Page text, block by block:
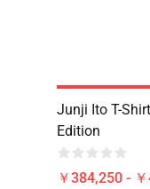
Junji Ito T-
Edition
￥384,250 -